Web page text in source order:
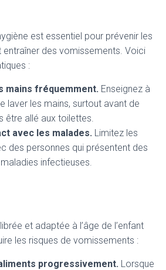
est essentiel pour prévenir les
entraîner des vomissements. Voici
:
mains fréquemment. Enseignez à
laver les mains, surtout avant de
être allé aux toilettes.
avec les malades. Limitez les
des personnes qui présentent des
infectieuses.
et adaptée à l’âge de l’enfant
les risques de vomissements :
progressivement. Lorsque